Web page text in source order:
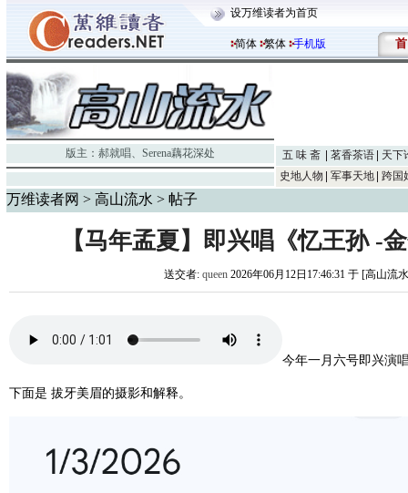
设万维读者为首页
简体 繁体 手机版 首
版主： 郝就唱、 Serena藕花深处 五 味 斋 茗香茶语
天下
史地人物
军事天地 跨国
万维读者网 > 高山流水 > 帖子
【马年孟夏】即兴唱《忆王孙 -
送交者: queen2026年06月12日17:46:31 于 [高山流
今年一月六号即兴演
下面是 拔牙美眉的摄影和解释。